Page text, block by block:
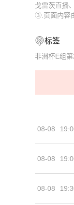
戈雷茨直播
③.页面内容
标签
非洲杯E组
08-08
08-08
08-08